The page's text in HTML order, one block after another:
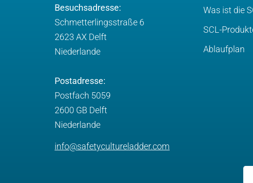
Besuchsadresse:
Schmetterlingsstraße 6
2623 AX Delft
Niederlande
Postadresse:
Postfach 5059
2600 GB Delft
Niederlande
info@safetycultureladder.com
Was ist die
SCL-
Ablaufplan